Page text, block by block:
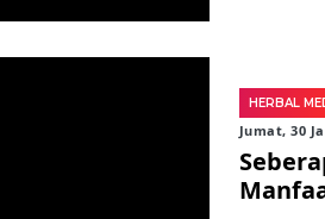
HERBAL
Jumat, 30